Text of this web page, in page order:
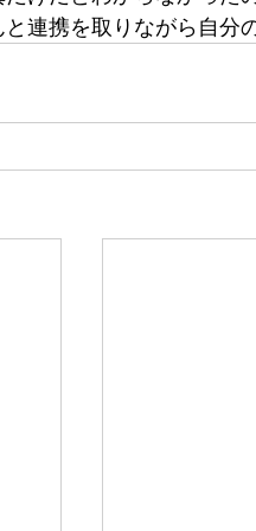
連携を取りながら自分